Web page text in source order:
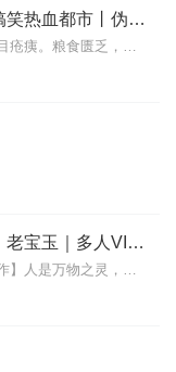
第九特区丨头陀渊演播丨搞笑热血都市丨伪戒丨VIP免费多人有声剧
【内容简介】灾变过后，大地满目疮痍。粮食匮乏，资源紧俏，局势混乱……一位从待规划区杀出来的青年，背对着漫天黄沙，孤身来到九区谋生，却不曾想偶然结识三五好友，一念...
蛊真人｜大爱仙尊｜热血｜老宝玉｜多人VIP免费有声剧
内容简介【黑暗文反派流封神之作】人是万物之灵，蛊是天地真精。一个穿越者不断重生的故事。一个养蛊、炼蛊、用蛊的奇特世界。配音组（男角色）老宝玉旁白...